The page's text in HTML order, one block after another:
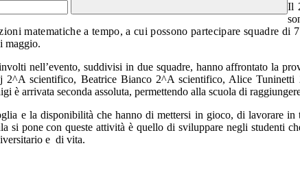
Il
matematiche a tempo, a cui possono partecipare squadre di
maggio.
nell’evento, suddivisi in due squadre, hanno affrontato la
scientifico, Beatrice Bianco 2^A scientifico, Alice
è arrivata seconda assoluta, permettendo alla scuola di
e la disponibilità che hanno di mettersi in gioco, di lavorare
si pone con queste attività è quello di sviluppare negli studenti
e di vita.